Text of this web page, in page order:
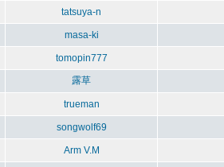
tatsuya-n
masa-ki
tomopin777
露草
trueman
songwolf69
Arm V.M